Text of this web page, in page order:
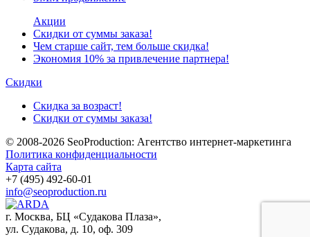
Акции
Скидки от суммы заказа!
Чем старше сайт, тем больше скидка!
Экономия 10% за привлечение партнера!
Скидки
Скидка за возраст!
Скидки от суммы заказа!
© 2008-2026 SeoProduction: Агентство интернет-маркетинга
Политика конфиденциальности
Карта сайта
+7 (495) 492-60-01
info@seoproduction.ru
г. Москва, БЦ «Судакова Плаза»,
ул. Судакова, д. 10, оф. 309